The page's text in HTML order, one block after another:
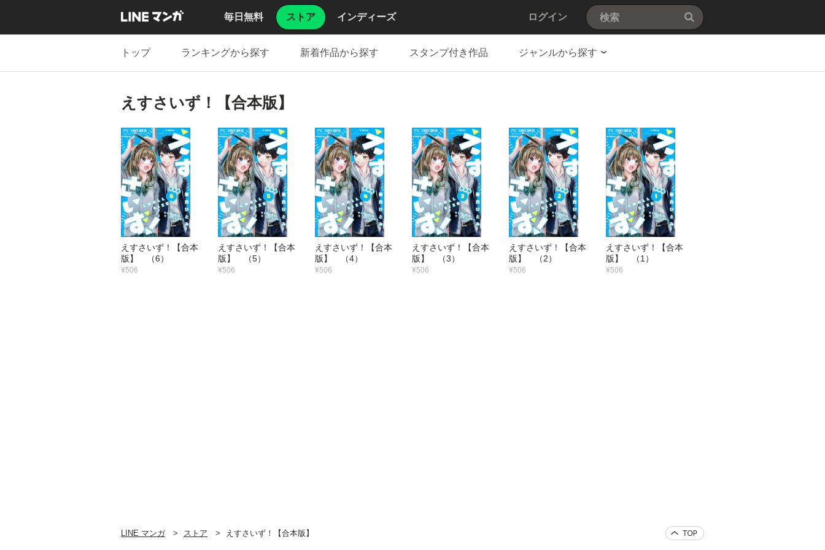
毎日無料 ストア インディーズ ログイン
トップ ランキングから探す 新着作品から探す スタンプ付き作品 ジャンルから探す
えすさいず！【合本版】
えすさいず！【合本
版】 （6）
¥506
えすさいず！【合本
版】 （5）
¥506
えすさいず！【合本
版】 （4）
¥506
えすさいず！【合本
版】 （3）
¥506
えすさいず！【合本
版】 （2）
¥506
えすさいず！【合本
版】 （1）
¥506
LINE マンガ ストア えすさいず！【合本版】